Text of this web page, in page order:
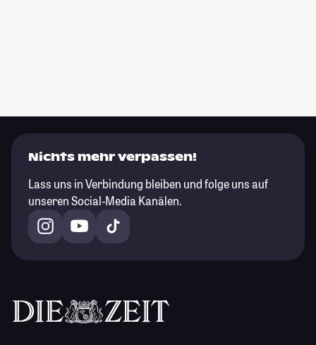
Nichts mehr verpassen!
Lass uns in Verbindung bleiben und folge uns auf
unseren Social-Media Kanälen.